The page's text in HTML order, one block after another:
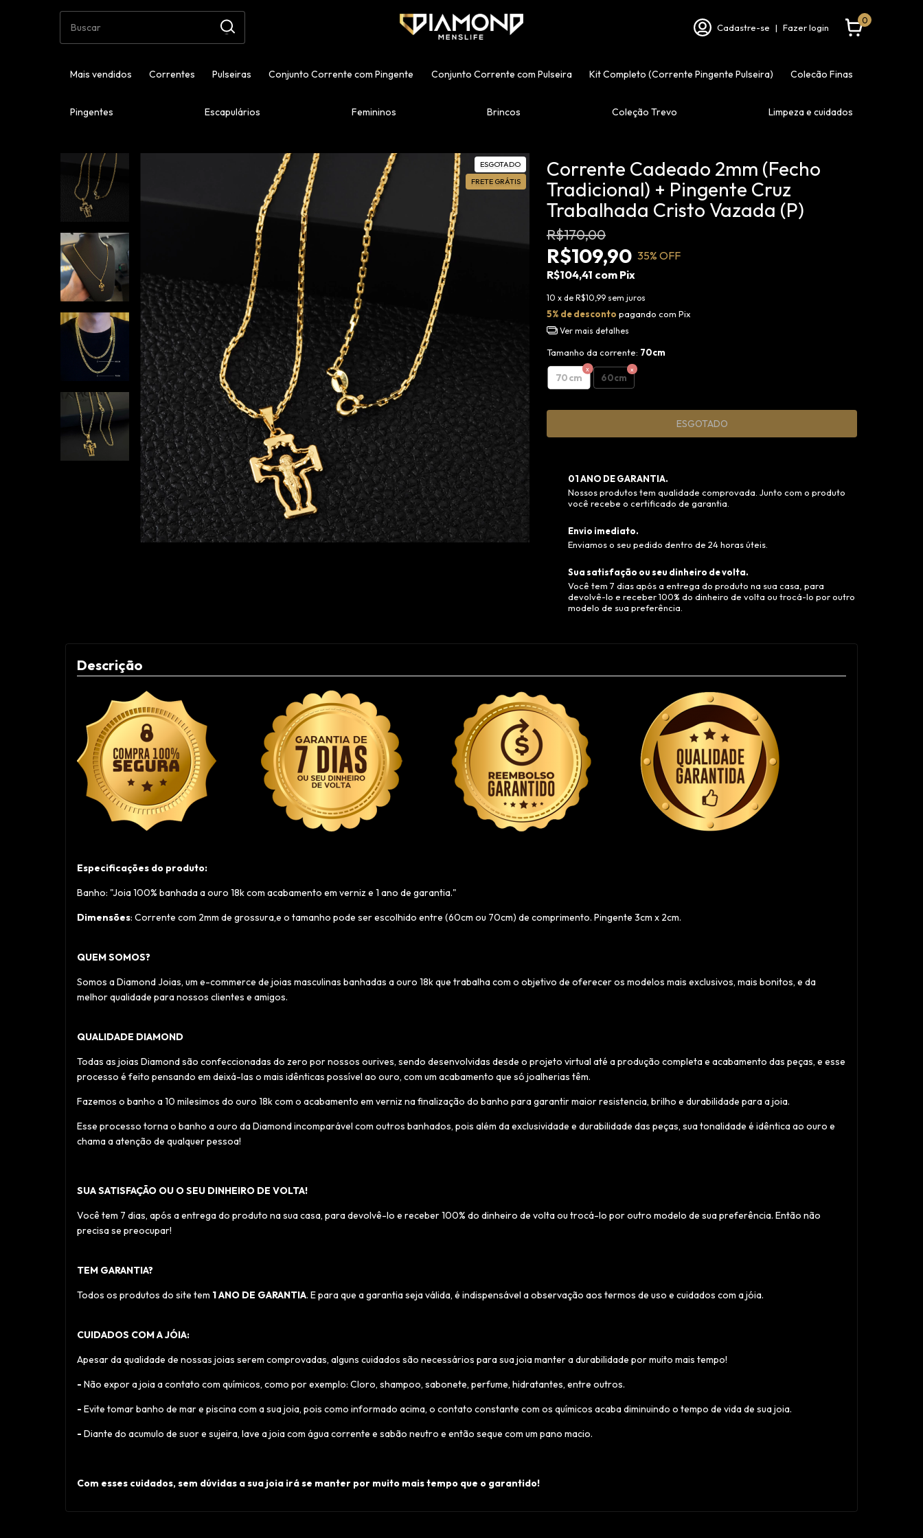
Cadastre-se | Fazer login
0
Mais vendidos Correntes Pulseiras Conjunto Corrente com Pingente Conjunto Corrente com Pulseira Kit Completo (Corrente Pingente Pulseira) Colecão Finas
Pingentes Escapulários Femininos Brincos Coleção Trevo Limpeza e cuidados
ESGOTADO
FRETE GRÁTIS
Corrente Cadeado 2mm (Fecho
Tradicional) + Pingente Cruz
Trabalhada Cristo Vazada (P)
R$170,00
R$109,90 35% OFF
R$104,41 com Pix
10 x de R$10,99 sem juros
5% de desconto pagando com Pix
Ver mais detalhes
Tamanho da corrente: 70cm
70cm 60cm
01 ANO DE GARANTIA.
Nossos produtos tem qualidade comprovada. Junto com o produto
você recebe o certificado de garantia.
Envio imediato.
Enviamos o seu pedido dentro de 24 horas úteis.
Sua satisfação ou seu dinheiro de volta.
Você tem 7 dias após a entrega do produto na sua casa, para
devolvê-lo e receber 100% do dinheiro de volta ou trocá-lo por outro
modelo de sua preferência.
Descrição
Especificações do produto:
Banho: "Joia 100% banhada a ouro 18k com acabamento em verniz e 1 ano de garantia."
Dimensões: Corrente com 2mm de grossura,e o tamanho pode ser escolhido entre (60cm ou 70cm) de comprimento. Pingente 3cm x 2cm.
QUEM SOMOS?
Somos a Diamond Joias, um e-commerce de joias masculinas banhadas a ouro 18k que trabalha com o objetivo de oferecer os modelos mais exclusivos, mais bonitos, e da
melhor qualidade para nossos clientes e amigos.
QUALIDADE DIAMOND
Todas as joias Diamond são confeccionadas do zero por nossos ourives, sendo desenvolvidas desde o projeto virtual até a produção completa e acabamento das peças, e esse
processo é feito pensando em deixá-las o mais idênticas possível ao ouro, com um acabamento que só joalherias têm.
Fazemos o banho a 10 milesimos do ouro 18k com o acabamento em verniz na finalização do banho para garantir maior resistencia, brilho e durabilidade para a joia.
Esse processo torna o banho a ouro da Diamond incomparável com outros banhados, pois além da exclusividade e durabilidade das peças, sua tonalidade é idêntica ao ouro e
chama a atenção de qualquer pessoa!
SUA SATISFAÇÃO OU O SEU DINHEIRO DE VOLTA!
Você tem 7 dias, após a entrega do produto na sua casa, para devolvê-lo e receber 100% do dinheiro de volta ou trocá-lo por outro modelo de sua preferência. Então não
precisa se preocupar!
TEM GARANTIA?
Todos os produtos do site tem 1 ANO DE GARANTIA. E para que a garantia seja válida, é indispensável a observação aos termos de uso e cuidados com a jóia.
CUIDADOS COM A JÓIA:
Apesar da qualidade de nossas joias serem comprovadas, alguns cuidados são necessários para sua joia manter a durabilidade por muito mais tempo!
- Não expor a joia a contato com químicos, como por exemplo: Cloro, shampoo, sabonete, perfume, hidratantes, entre outros.
- Evite tomar banho de mar e piscina com a sua joia, pois como informado acima, o contato constante com os químicos acaba diminuindo o tempo de vida de sua joia.
- Diante do acumulo de suor e sujeira, lave a joia com água corrente e sabão neutro e então seque com um pano macio.
Com esses cuidados, sem dúvidas a sua joia irá se manter por muito mais tempo que o garantido!